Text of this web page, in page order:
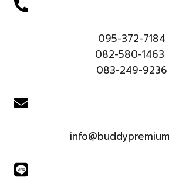
095-372-7184
082-580-1463
083-249-9236